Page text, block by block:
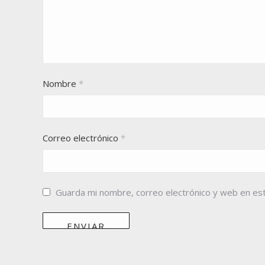
Nombre *
Correo electrónico *
Guarda mi nombre, correo electrónico y web en